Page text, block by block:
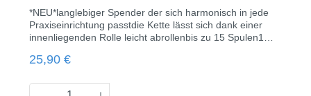
*NEU*langlebiger Spender der sich harmonisch in jede
Praxiseinrichtung passtdie Kette lässt sich dank einer
innenliegenden Rolle leicht abrollenbis zu 15 Spulen1
Regulärer Preis:
25,90 €